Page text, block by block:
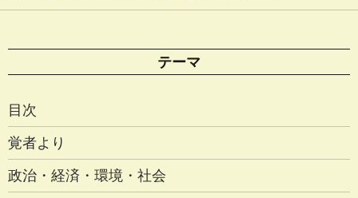
テーマ
目次
覚者より
政治・経済・環境・社会